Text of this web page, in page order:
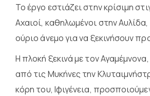
Το έργο εστιάζει στην κρίσιμη
Αχαιοί, καθηλωμένοι στην
ούριο άνεμο για να ξεκινήσουν
Η πλοκή ξεκινά με τον
από τις Μυκήνες την
κόρη του, Ιφιγένεια,